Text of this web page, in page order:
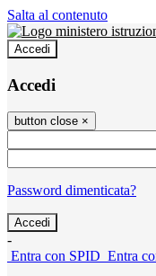
Salta al contenuto
Accedi
Accedi
button close ×
Password dimenticata?
-
Entra con SPID Entra